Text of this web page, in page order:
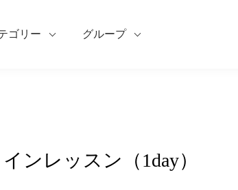
ゴリー グループ
ンレッスン（1day）